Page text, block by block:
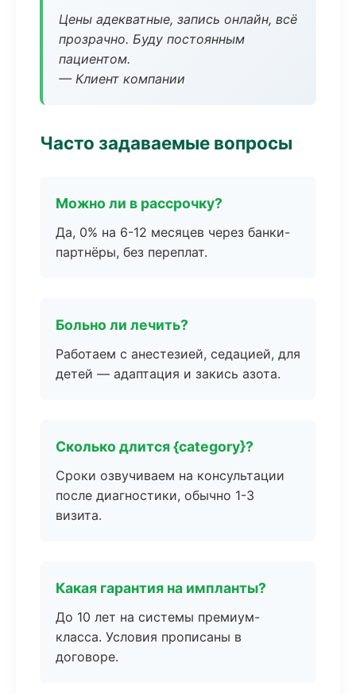
Цены адекватные, запись онлайн, всё
прозрачно. Буду постоянным
пациентом.
— Клиент компании
Часто задаваемые вопросы
Можно ли в рассрочку?
Да, 0% на 6-12 месяцев через банки-
партнёры, без переплат.
Больно ли лечить?
Работаем с анестезией, седацией, для
детей — адаптация и закись азота.
Сколько длится {category}?
Сроки озвучиваем на консультации
после диагностики, обычно 1-3
визита.
Какая гарантия на импланты?
До 10 лет на системы премиум-
класса. Условия прописаны в
договоре.